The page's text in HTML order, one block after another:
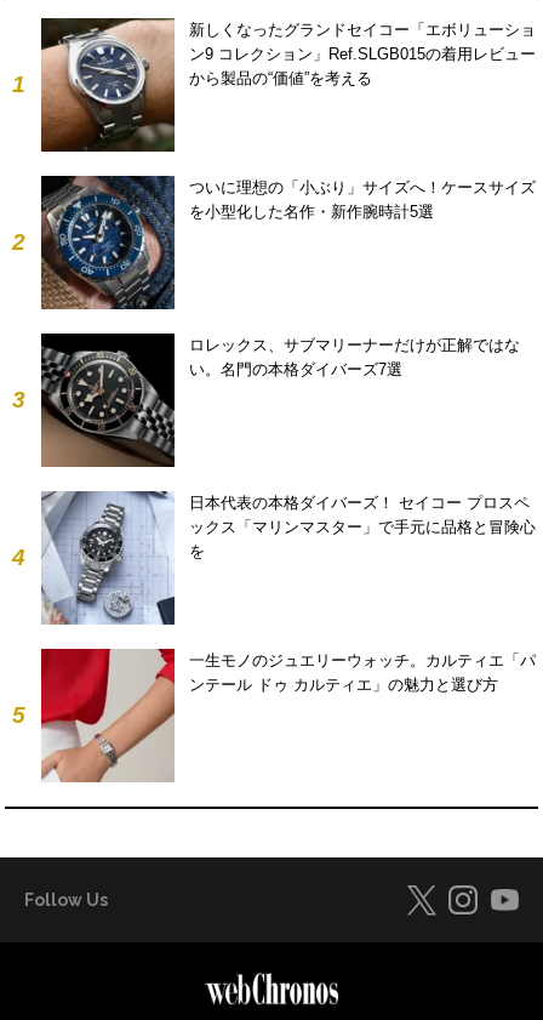
1
新しくなったグランドセイコー「エボリューショ
ン9 コレクション」Ref.SLGB015の着用レビュー
から製品の“価値”を考える
2
ついに理想の「小ぶり」サイズへ！ケースサイズ
を小型化した名作・新作腕時計5選
3
ロレックス、サブマリーナーだけが正解ではな
い。名門の本格ダイバーズ7選
4
日本代表の本格ダイバーズ！ セイコー プロスペ
ックス「マリンマスター」で手元に品格と冒険心
を
5
一生モノのジュエリーウォッチ。カルティエ「パ
ンテール ドゥ カルティエ」の魅力と選び方
Follow Us